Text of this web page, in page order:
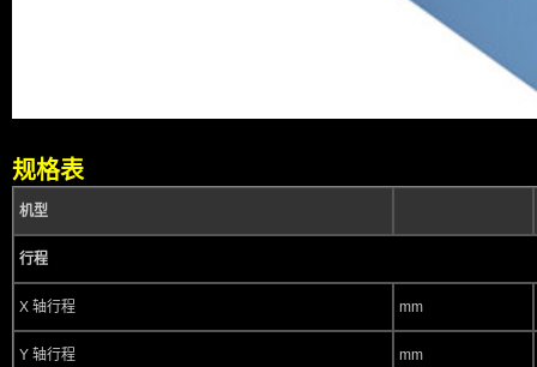
规格表
机型
行程
X 轴行程 mm
Y 轴行程 mm